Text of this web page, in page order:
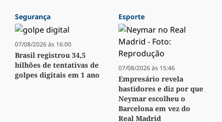
Segurança
07/08/2026 às 16:00
Brasil registrou 34,5
bilhões de tentativas de
golpes digitais em 1 ano
Esporte
07/08/2026 às 15:46
Empresário revela
bastidores e diz por que
Neymar escolheu o
Barcelona em vez do
Real Madrid